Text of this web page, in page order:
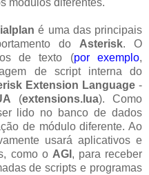
módulos diferentes.
é uma das principais
do Asterisk. O
de texto (por exemplo,
de script interna do
Extension Language -
(extensions.lua). Como
lido no banco de dados
de módulo diferente. Ao
usará aplicativos e
como o AGI , para receber
de scripts e programas